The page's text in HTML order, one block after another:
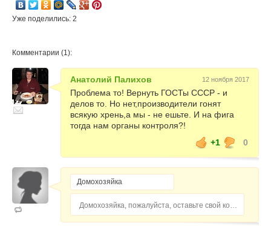
Уже поделились: 2
Комментарии (1):
Анатолий Палихов 12 ноября 2017
Проблема то! Вернуть ГОСТы СССР - и
делов то. Но нет,производители гонят
всякую хрень,а мы - не ешьте. И на фига
тогда нам органы контроля?!
+1
0